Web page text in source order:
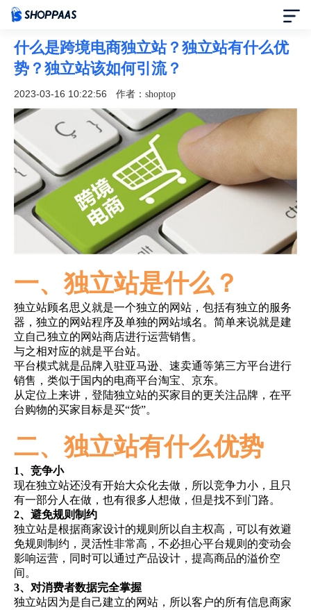
首页
定价
模板中心
资讯中心
合作伙伴
帮助中心
了解我们
简体中文
登录 免费使用
什么是跨境电商独立站？独立站有什么优
势？独立站该如何引流？
2023-03-16 10:22:56 作者：shoptop
一、独立站是什么？
独立站顾名思义就是一个独立的网站，包括有独立的服务
器，独立的网站程序及单独的网站域名。简单来说就是建
立自己独立的网站商店进行运营销售。
与之相对应的就是平台站。
平台模式就是品牌入驻亚马逊、速卖通等第三方平台进行
销售，类似于国内的电商平台淘宝、京东。
从定位上来讲，登陆独立站的买家目的更关注品牌，在平
台购物的买家目标是买“货”。
二、独立站有什么优势
1、竞争小
现在独立站还没有开始大众化去做，所以竞争力小，且只
有一部分人在做，也有很多人想做，但是找不到门路。
2、避免规则制约
独立站是根据商家设计的规则所以自主权高，可以有效避
免规则制约，灵活性非常高，不必担心平台规则的变动会
影响运营，同时可以通过产品设计，提高商品的溢价空
间。
3、对消费者数据完全掌握
独立站因为是自己建立的网站，所以客户的所有信息商家